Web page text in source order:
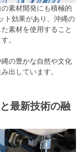
素材開発にも積極的
ト効果があり、沖縄の
素材を使用すること
。
の豊かな自然や文化
出しています。
最新技術の融